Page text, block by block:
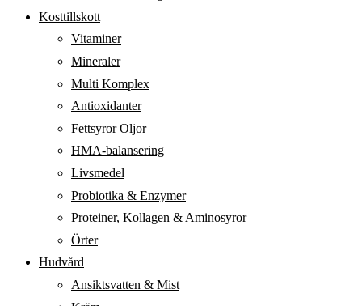
Kosttillskott
Vitaminer
Mineraler
Multi Komplex
Antioxidanter
Fettsyror Oljor
HMA-balansering
Livsmedel
Probiotika & Enzymer
Proteiner, Kollagen & Aminosyror
Örter
Hudvård
Ansiktsvatten & Mist